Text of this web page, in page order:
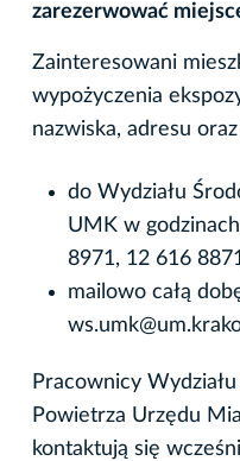
zarezerwować
Zainteresowani
wypożyczenia
nazwiska, adresu
do Wydziału
UMK w
8971, 12 616
mailowo całą
Pracownicy
Powietrza Urzędu
kontaktują się